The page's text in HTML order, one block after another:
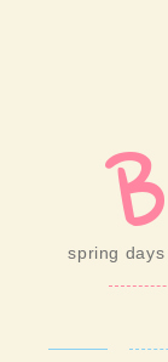
spring days